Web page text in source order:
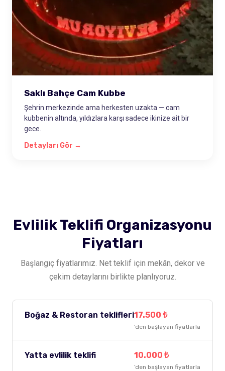
Saklı Bahçe Cam Kubbe
Şehrin merkezinde ama herkesten uzakta — cam
kubbenin altında, yıldızlara karşı sadece ikinize ait bir
gece.
Detayları Gör →
Evlilik Teklifi Organizasyonu
Fiyatları
Başlangıç fiyatlarımız. Net teklif için mekân, dekor ve
çekim detaylarını birlikte planlıyoruz.
Boğaz & Restoran teklifleri17.500 ₺
’den başlayan fiyatlarla
Yatta evlilik teklifi 10.000 ₺
’den başlayan fiyatlarla